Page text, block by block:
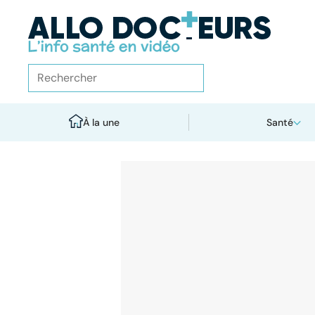
À la une Santé